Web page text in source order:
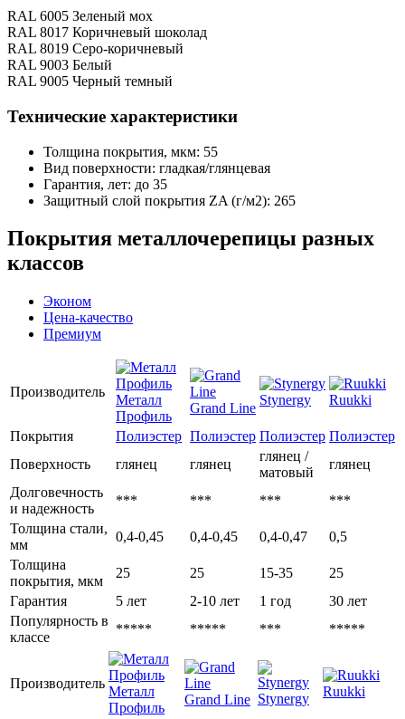
RAL 6005 Зеленый мох
RAL 8017 Коричневый шоколад
RAL 8019 Серо-коричневый
RAL 9003 Белый
RAL 9005 Черный темный
Технические характеристики
Толщина покрытия, мкм: 55
Вид поверхности: гладкая/глянцевая
Гарантия, лет: до 35
Защитный слой покрытия ZA (г/м2): 265
Покрытия металлочерепицы разных
классов
Эконом
Цена-качество
Премиум
Производитель
Металл
Профиль
Grand Line
Stynergy Ruukki
Покрытия Полиэстер Полиэстер Полиэстер Полиэстер
Поверхность
глянец глянец
глянец /
матовый
глянец
Долговечность
и надежность
*** *** ***
***
Толщина стали,
мм
0,4-0,45 0,4-0,45 0,4-0,47
0,5
Толщина
покрытия, мкм
25 25 15-35
25
Гарантия
5 лет 2-10 лет 1 год
30 лет
Популярность в
классе
***** ***** *** *****
Производитель
Металл
Профиль
Grand Line Stynergy Ruukki